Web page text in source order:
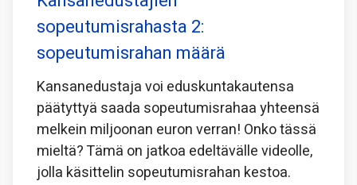
sopeutumisrahasta 2:
sopeutumisrahan määrä
Kansanedustaja voi eduskuntakautensa
päätyttyä saada sopeutumisrahaa yhteensä
melkein miljoonan euron verran! Onko tässä
mieltä? Tämä on jatkoa edeltävälle videolle,
jolla käsittelin sopeutumisrahan kestoa.